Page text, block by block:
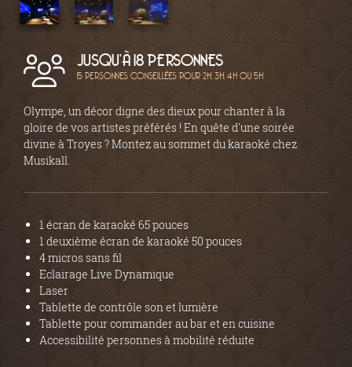
JUSQU'À 18 PERSONNES
15 PERSONNES CONSEILLÉES POUR 2H, 3H, 4H OU 5H
Olympe, un décor digne des dieux pour chanter à la
gloire de vos artistes préférés ! En quête d'une soirée
divine à Troyes ? Montez au sommet du karaoké chez
Musikall.
1 écran de karaoké 65 pouces
1 deuxième écran de karaoké 50 pouces
4 micros sans fil
Eclairage Live Dynamique
Laser
Tablette de contrôle son et lumière
Tablette pour commander au bar et en cuisine
Accessibilité personnes à mobilité réduite